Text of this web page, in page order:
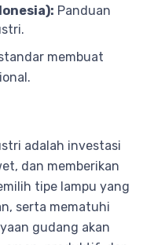
Panduan
membuat
adalah investasi
dan memberikan
tipe lampu yang
serta mematuhi
gudang akan